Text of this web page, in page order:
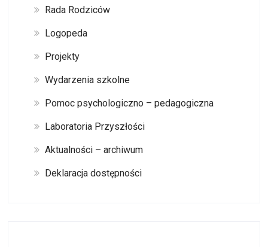
Rada Rodziców
Logopeda
Projekty
Wydarzenia szkolne
Pomoc psychologiczno – pedagogiczna
Laboratoria Przyszłości
Aktualności – archiwum
Deklaracja dostępności